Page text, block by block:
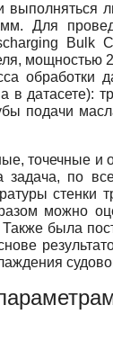
Для
Bulk
обработки
датасете):
подачи
точечные
по
можно
была